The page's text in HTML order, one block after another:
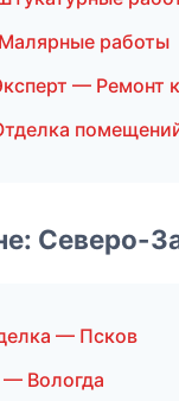
работы
— Ремонт
Северо-
— Псков
Вологда